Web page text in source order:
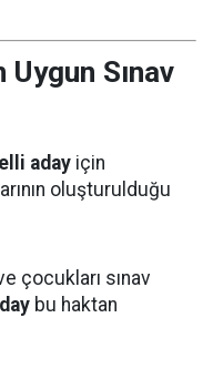
Sınav
aday için
oluşturulduğu
çocukları sınav
bu haktan